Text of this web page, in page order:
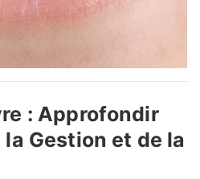
: Approfondir
Gestion et de la